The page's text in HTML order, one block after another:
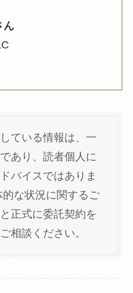
ん
ている情報は、一
あり、読者個人に
バイスではありま
な状況に関するご
正式に委託契約を
相談ください。